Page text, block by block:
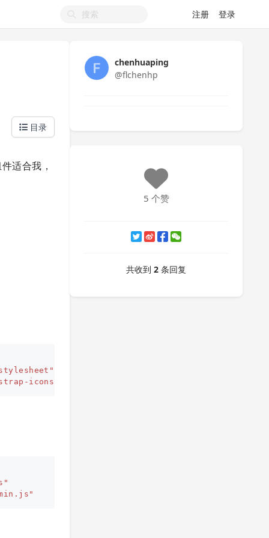
注册 登录
目录
适合我，
icons.min.css"
chenhuaping
@flchenhp
5 个赞
共收到 2 条回复